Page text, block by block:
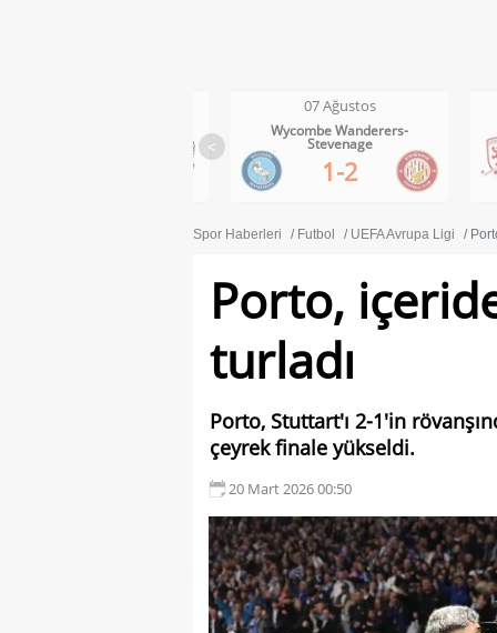
<
07 Ağustos
Middlesbrough-Wrexham
1-0
Spor Haberleri Futbol UEFA Avrupa Ligi
Porto,
turladı
Porto, Stuttart'ı 2-1'in
çeyrek finale yükseldi.
20 Mart 2026 00:50